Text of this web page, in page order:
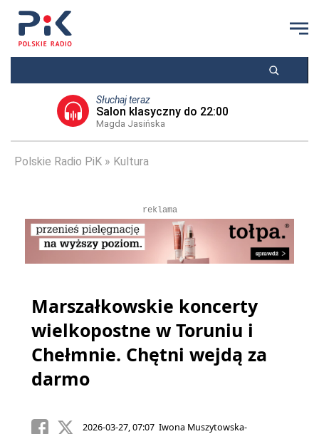
Słuchaj teraz
Salon klasyczny do 22:00
Magda Jasińska
Polskie Radio PiK Kultura
reklama
Marszałkowskie koncerty
wielkopostne w Toruniu i
Chełmnie. Chętni wejdą za
darmo
2026-03-27, 07:07 Iwona Muszytowska-